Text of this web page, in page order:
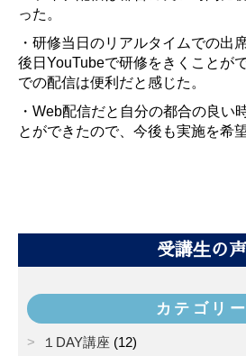
った。
・研修当日のリアルタイムでの出
後日YouTubeで研修をきくことが
での配信は便利だと感じた。
・Web配信だと自分の都合の良い
とができたので、今後も実施を希望
受講生の声
カテゴリー
１DAY講座 (12)